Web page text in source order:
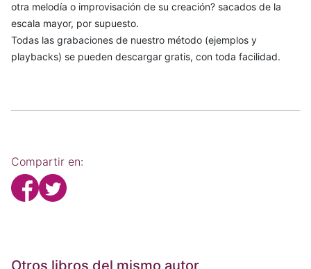
otra melodía o improvisación de su creación? sacados de la
escala mayor, por supuesto.
Todas las grabaciones de nuestro método (ejemplos y
playbacks) se pueden descargar gratis, con toda facilidad.
Compartir en: